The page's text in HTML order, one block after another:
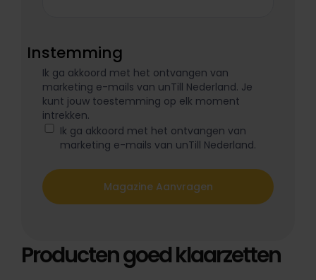
Instemming
Ik ga akkoord met het ontvangen van
marketing e-mails van unTill Nederland. Je
kunt jouw toestemming op elk moment
intrekken.
Ik ga akkoord met het ontvangen van
marketing e-mails van unTill Nederland.
Producten goed klaarzetten